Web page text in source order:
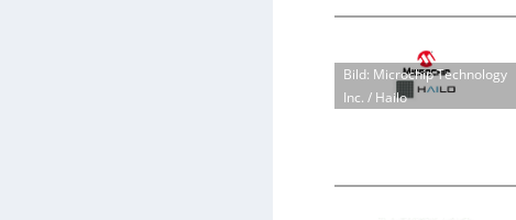
Bild: Microchip Technology
Inc. / Hailo